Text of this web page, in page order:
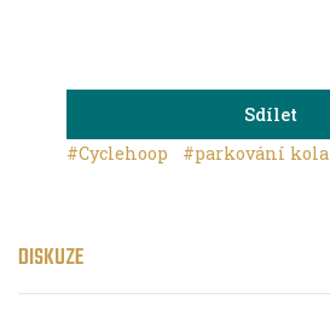
Sdílet
#Cyclehoop
#parkování kola
DISKUZE